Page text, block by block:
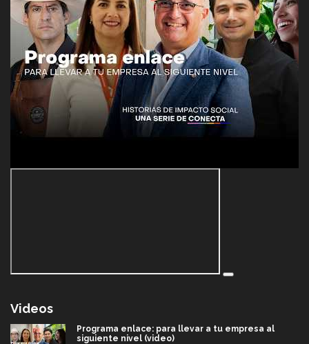
Videos
Programa enlace: para llevar a tu empresa al
siguiente nivel (video)